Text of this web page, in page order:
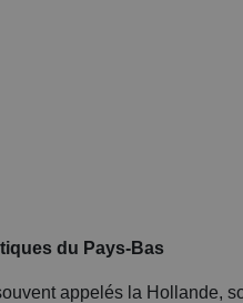
du Pays-Bas
appelés la Hollande,